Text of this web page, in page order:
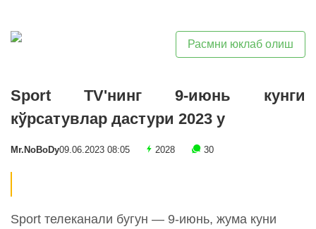
Расмни юклаб олиш
Sport TV'нинг 9-июнь кунги
кўрсатувлар дастури 2023 y
Mr.NoBoDy09.06.2023 08:05 2028 30
Sport телеканали бугун — 9-июнь, жума куни